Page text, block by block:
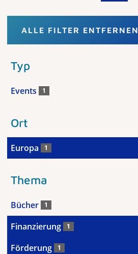
ALLE FILTER ENTFERNEN
Typ
Events 1
Ort
Europa 1
Thema
Bücher 1
Finanzierung 1
Förderung 1